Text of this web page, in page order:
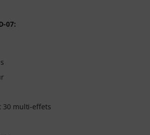
ou cherchiez à vous améliorer,
motivé et à progresser
comprend :
guidé
par des batteurs de renommée
Chad Smith, Nick Collins, El
et bien d'autres.
07:
30 multi-effets